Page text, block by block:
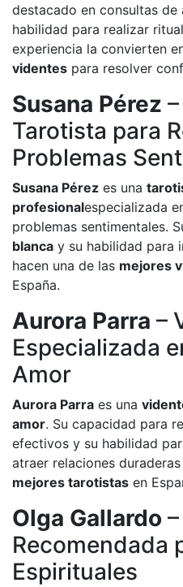
destacado en consultas de
habilidad para realizar
experiencia la convierten
videntes para resolver
Susana Pérez
Tarotista para
Problemas
Susana Pérez es una
profesionalespecializada
problemas sentimentales.
blanca y su habilidad para
hacen una de las mejores
España.
Aurora Parra –
Especializada
Amor
Aurora Parra es una
amor. Su capacidad para
efectivos y su habilidad
atraer relaciones
mejores tarotistas en
Olga Gallardo
Recomendada
Espirituales